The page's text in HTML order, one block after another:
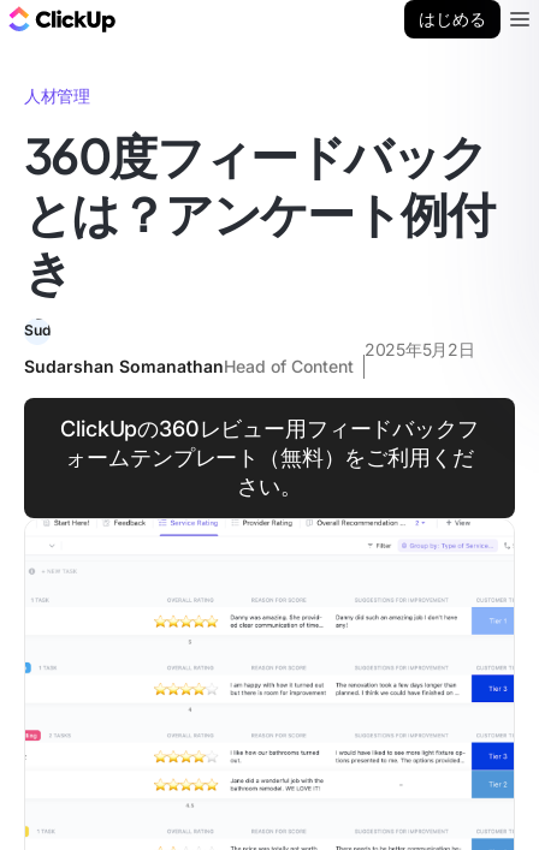
はじめる
人材管理
360度フィードバック
とは？アンケート例付
き
Sudarshan SomanathanHead of Content
2025年5月2日
ClickUpの360レビュー用フィードバックフ
ォームテンプレート（無料）をご利用くだ
さい。